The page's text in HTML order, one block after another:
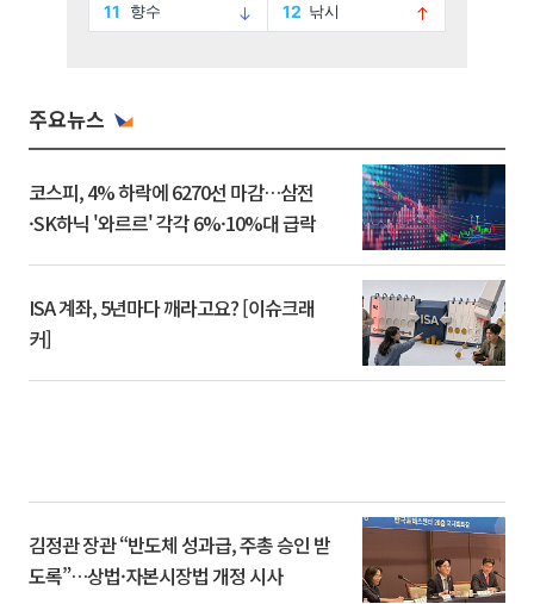
주요뉴스
코스피, 4% 하락에 6270선 마감…삼전
·SK하닉 '와르르' 각각 6%·10%대 급락
ISA 계좌, 5년마다 깨라고요? [이슈크래
커]
김정관 장관 “반도체 성과급, 주총 승인 받
도록”…상법·자본시장법 개정 시사